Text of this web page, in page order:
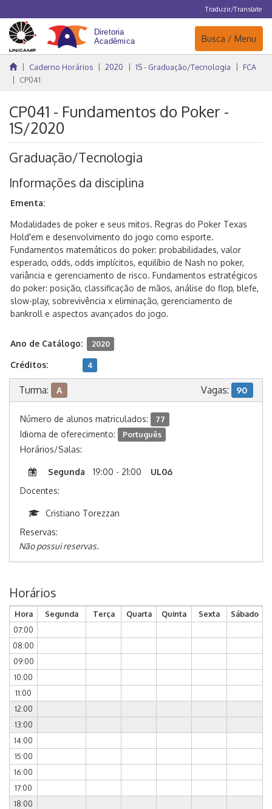
Traduzir/Translate
Navegação
Busca / Menu
Caderno Horários 2020 1S - Graduação/Tecnologia
FCA
CP041
CP041 - Fundamentos do Poker -
1S/2020
Graduação/Tecnologia
Informações da disciplina
Ementa:
Modalidades de poker e seus mitos. Regras do Poker Texas
Hold'em e desenvolvimento do jogo como esporte.
Fundamentos matemáticos do poker: probabilidades, valor
esperado, odds, odds implícitos, equilíbio de Nash no poker,
variância e gerenciamento de risco. Fundamentos estratégicos
do poker: posição, classificação de mãos, análise do flop, blefe,
slow-play, sobrevivência x eliminação, gerenciamento de
bankroll e aspectos avançados do jogo.
Ano de Catálogo: 2020
Créditos: 4
Turma: A Vagas: 90
Número de alunos matriculados: 77
Idioma de oferecimento: Português
Horários/Salas:
Segunda 19:00 - 21:00
UL06
Docentes:
Cristiano Torezzan
Reservas:
Não possui reservas.
Horários
Hora Segunda Terça Quarta Quinta Sexta
Sábado
07:00
08:00
09:00
10:00
11:00
12:00
13:00
14:00
15:00
16:00
17:00
18:00